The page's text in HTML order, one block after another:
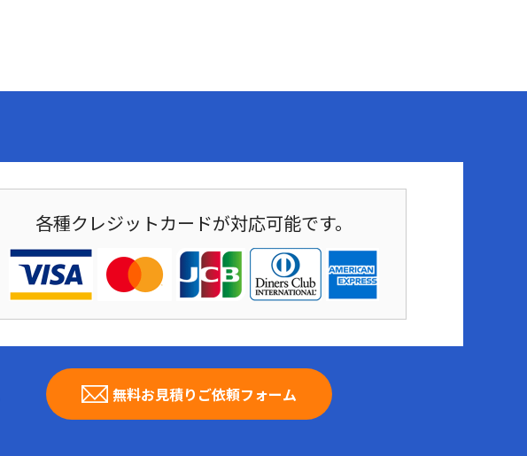
各種クレジットカードが対応可能です。
無料お見積りご依頼フォーム